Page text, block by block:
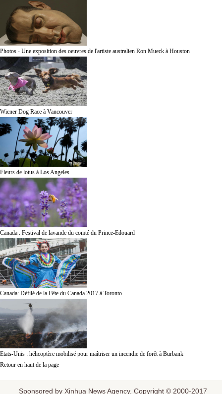
Photos - Une exposition des oeuvres de l'artiste australien Ron Mueck à Houston
Wiener Dog Race à Vancouver
Fleurs de lotus à Los Angeles
Canada : Festival de lavande du comté du Prince-Edouard
Canada: Défilé de la Fête du Canada 2017 à Toronto
Etats-Unis : hélicoptère mobilisé pour maîtriser un incendie de forêt à Burbank
Retour en haut de la page
Sponsored by Xinhua News Agency. Copyright © 2000-2017